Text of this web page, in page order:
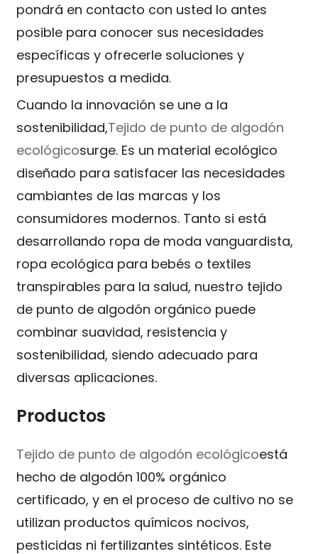
pondrá en contacto con usted lo antes
posible para conocer sus necesidades
específicas y ofrecerle soluciones y
presupuestos a medida.
Cuando la innovación se une a la
sostenibilidad,Tejido de punto de algodón
ecológicosurge. Es un material ecológico
diseñado para satisfacer las necesidades
cambiantes de las marcas y los
consumidores modernos. Tanto si está
desarrollando ropa de moda vanguardista,
ropa ecológica para bebés o textiles
transpirables para la salud, nuestro tejido
de punto de algodón orgánico puede
combinar suavidad, resistencia y
sostenibilidad, siendo adecuado para
diversas aplicaciones.
Productos
Tejido de punto de algodón ecológicoestá
hecho de algodón 100% orgánico
certificado, y en el proceso de cultivo no se
utilizan productos químicos nocivos,
pesticidas ni fertilizantes sintéticos. Este